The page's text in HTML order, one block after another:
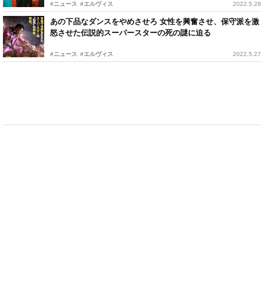
#ニュース #エルヴィス 2022.5.28
あの下品なダンスをやめさせろ 女性を興奮させ、保守派を激
怒させた伝説的スーパースターの死の謎に迫る
#ニュース #エルヴィス 2022.5.27